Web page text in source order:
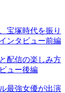
宝塚時代を振り
ンタビュー前編
配信の楽しみ方
ュー後編
最強女優が出演